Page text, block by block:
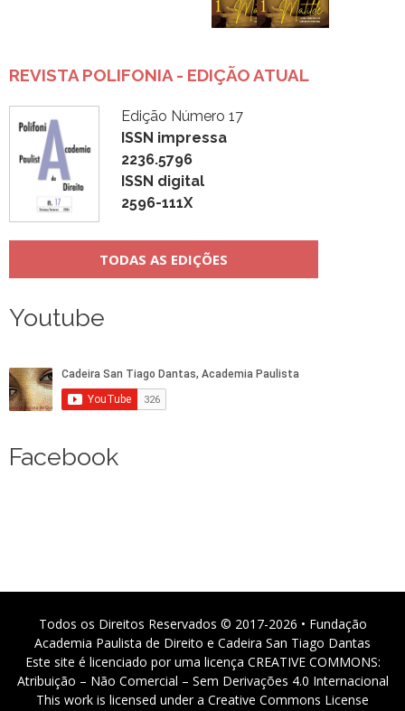
REVISTA POLIFONIA - EDIÇÃO ATUAL
Edição Número 17
ISSN impressa
2236.5796
ISSN digital
2596-111X
TODAS AS EDIÇÕES
Youtube
Facebook
Todos os Direitos Reservados © 2017-2026 • Fundação
Academia Paulista de Direito e Cadeira San Tiago Dantas
Este site é licenciado por uma licença CREATIVE COMMONS:
Atribuição – Não Comercial – Sem Derivações 4.0 Internacional
This work is licensed under a Creative Commons License